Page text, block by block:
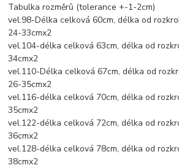
Tabulka rozměrů (tolerance +-1-2cm)
vel.98-Délka celková 60cm, délka od
24-33cmx2
vel.104-délka celková 63cm, délka od
34cmx2
vel.110-Délka celková 67cm, délka od
26-35cmx2
vel.116-délka celková 70cm, délka od
35cmx2
vel.122-délka celková 72cm, délka od
36cmx2
vel.128-délka celková 78cm, délka od
38cmx2